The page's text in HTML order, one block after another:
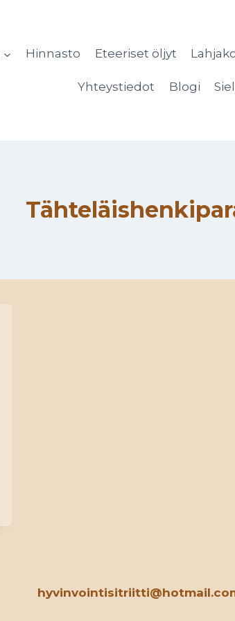
Hinnasto Eteeriset öljyt
Yhteystiedot Blogi